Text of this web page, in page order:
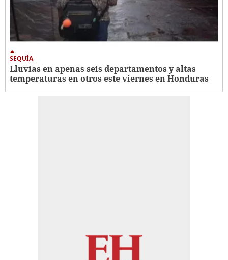
SEQUÍA
Lluvias en apenas seis departamentos y altas
temperaturas en otros este viernes en Honduras